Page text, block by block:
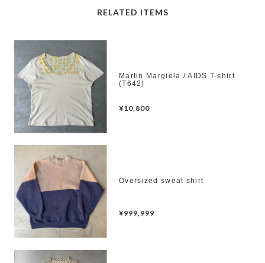
RELATED ITEMS
Martin Margiela / AIDS T-shirt
(T642)
¥10,800
Oversized sweat shirt
¥999,999